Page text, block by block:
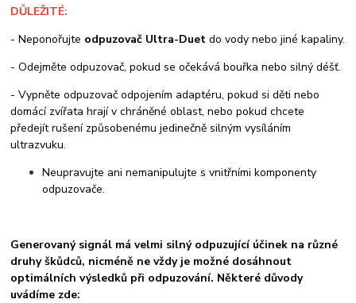
DŮLEŽITÉ:
- Neponořujte odpuzovač Ultra-Duetdo vody nebo jiné kapaliny.
- Odejměte odpuzovač, pokud se očekává bouřka nebo silný déšť.
- Vypněte odpuzovač odpojením adaptéru, pokud si děti nebo
domácí zvířata hrají v chráněné oblast, nebo pokud chcete
předejít rušení způsobenému jedinečně silným vysíláním
ultrazvuku.
Neupravujte ani nemanipulujte s vnitřními komponenty
odpuzovače.
Generovaný signál má velmi silný odpuzující účinek na různé
druhy škůdců, nicméně ne vždy je možné dosáhnout
optimálních výsledků při odpuzování. Některé důvody
uvádíme zde: